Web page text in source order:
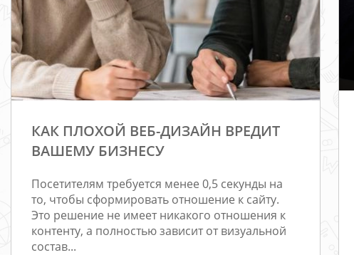
КАК ПЛОХОЙ ВЕБ-ДИЗАЙН ВРЕДИТ
ВАШЕМУ БИЗНЕСУ
Посетителям требуется менее 0,5 секунды на
то, чтобы сформировать отношение к сайту.
Это решение не имеет никакого отношения к
контенту, а полностью зависит от визуальной
состав...